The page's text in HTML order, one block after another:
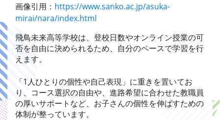
画像引用： https://www.sanko.ac.jp/asuka-
mirai/nara/index.html
飛鳥未来高等学校は、登校日数やオンライン授業の可
否を自由に決められるため、自分のペースで学習を行
えます。
「1人ひとりの個性や自己表現」に重きを置いてお
り、コース選択の自由や、進路希望に合わせた教職員
の厚いサポートなど、お子さんの個性を伸ばすための
体制が整っています。